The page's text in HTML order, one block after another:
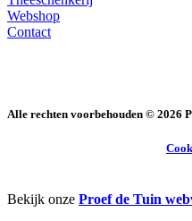
Webshop
Contact
Alle rechten voorbehouden © 2026
Close
Bekijk onze Proef de Tuin